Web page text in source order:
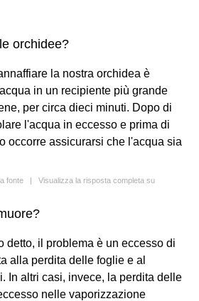
orchidee?
la nostra orchidea è
in un recipiente più grande
per circa dieci minuti. Dopo di
l'acqua in eccesso e prima di
occorre assicurarsi che l'acqua sia
fonte | Visualizza la risposta completa su
detto, il problema è un eccesso di
alla perdita delle foglie e al
In altri casi, invece, la perdita delle
nelle vaporizzazione